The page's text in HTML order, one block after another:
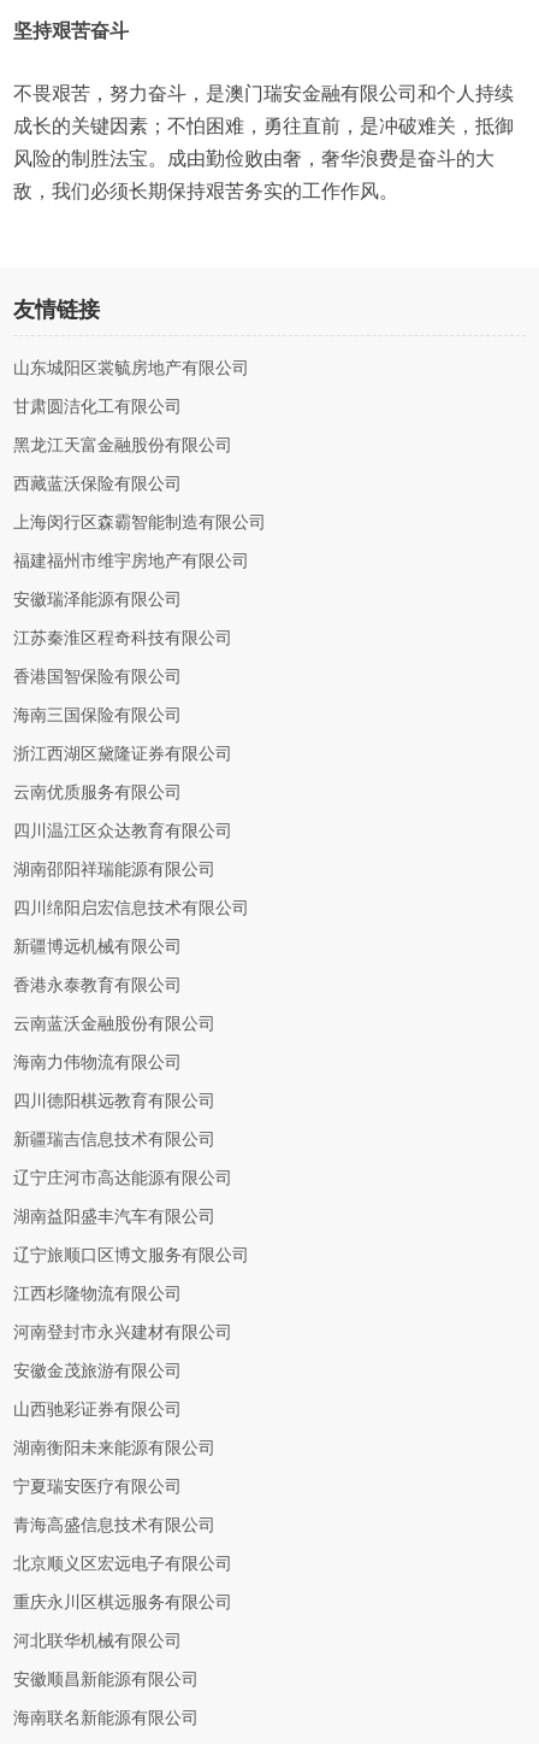
坚持艰苦奋斗
不畏艰苦，努力奋斗，是澳门瑞安金融有限公司和个人持续
成长的关键因素；不怕困难，勇往直前，是冲破难关，抵御
风险的制胜法宝。成由勤俭败由奢，奢华浪费是奋斗的大
敌，我们必须长期保持艰苦务实的工作作风。
友情链接
山东城阳区裳毓房地产有限公司
甘肃圆洁化工有限公司
黑龙江天富金融股份有限公司
西藏蓝沃保险有限公司
上海闵行区森霸智能制造有限公司
福建福州市维宇房地产有限公司
安徽瑞泽能源有限公司
江苏秦淮区程奇科技有限公司
香港国智保险有限公司
海南三国保险有限公司
浙江西湖区黛隆证券有限公司
云南优质服务有限公司
四川温江区众达教育有限公司
湖南邵阳祥瑞能源有限公司
四川绵阳启宏信息技术有限公司
新疆博远机械有限公司
香港永泰教育有限公司
云南蓝沃金融股份有限公司
海南力伟物流有限公司
四川德阳棋远教育有限公司
新疆瑞吉信息技术有限公司
辽宁庄河市高达能源有限公司
湖南益阳盛丰汽车有限公司
辽宁旅顺口区博文服务有限公司
江西杉隆物流有限公司
河南登封市永兴建材有限公司
安徽金茂旅游有限公司
山西驰彩证券有限公司
湖南衡阳未来能源有限公司
宁夏瑞安医疗有限公司
青海高盛信息技术有限公司
北京顺义区宏远电子有限公司
重庆永川区棋远服务有限公司
河北联华机械有限公司
安徽顺昌新能源有限公司
海南联名新能源有限公司